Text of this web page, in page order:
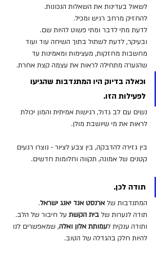
לשאול בעדינות את השאלות הנכונות.
להחזיק מרחב רגיש ומכיל.
לדעת מתי לדבר ומתי פשוט להיות שם.
ובעיקר, לדעת לשתול בתוך השיחה עוד ועוד
מחשבות מחזקות, מעצימות ומאמינות עד
שהנערה מתחילה לראות את עצמה קצת אחרת.
וכאלה בדיוק היו המתנדבות שהגיעו
לפעילות הזו.
נשים עם לב גדול, רגישות אמיתית והמון יכולת
לראות את מי שיושבת מולן.
בין גזירה להדבקה, בין צבע לציור - נוצרו רגעים
קטנים של אמונה, תקווה וחלומות חדשים.
תודה לכן.
המתנדבות של ארנסט אנד יאנג ישראל.
תודה לנערות של בית הקשת על חיבור של הלב.
ותודה ענקית לעמותת אלון ואלה, שמאפשרים לנו
להיות חלק בהגדלה של הטוב.